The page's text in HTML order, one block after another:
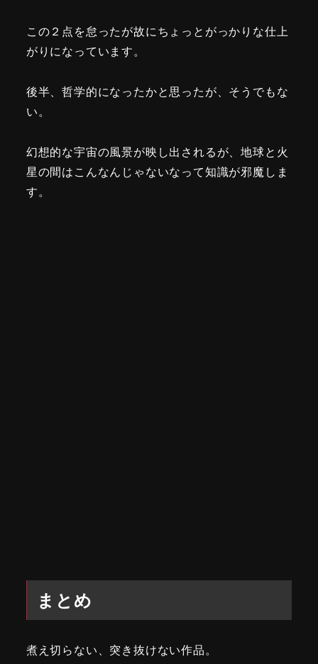
この２点を怠ったが故にちょっとがっかりな仕上
がりになっています。
後半、哲学的になったかと思ったが、そうでもな
い。
幻想的な宇宙の風景が映し出されるが、地球と火
星の間はこんなんじゃないなって知識が邪魔しま
す。
まとめ
煮え切らない、突き抜けない作品。